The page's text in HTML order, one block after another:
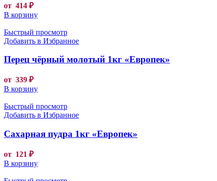
от 414 ₽
В корзину
Быстрый просмотр
Добавить в Избранное
Перец чёрный молотый 1кг «Европек»
от 339 ₽
В корзину
Быстрый просмотр
Добавить в Избранное
Сахарная пудра 1кг «Европек»
от 121 ₽
В корзину